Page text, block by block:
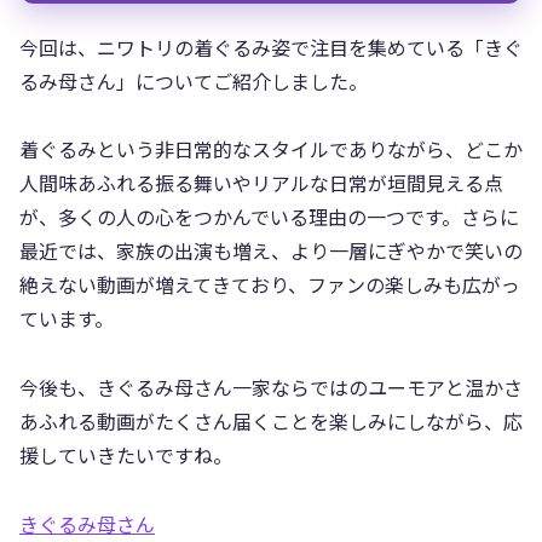
今回は、ニワトリの着ぐるみ姿で注目を集めている「きぐ
るみ母さん」についてご紹介しました。
着ぐるみという非日常的なスタイルでありながら、どこか
人間味あふれる振る舞いやリアルな日常が垣間見える点
が、多くの人の心をつかんでいる理由の一つです。さらに
最近では、家族の出演も増え、より一層にぎやかで笑いの
絶えない動画が増えてきており、ファンの楽しみも広がっ
ています。
今後も、きぐるみ母さん一家ならではのユーモアと温かさ
あふれる動画がたくさん届くことを楽しみにしながら、応
援していきたいですね。
きぐるみ母さん